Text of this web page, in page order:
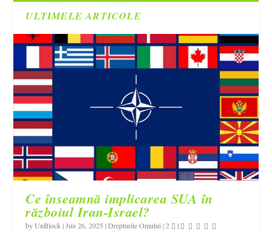
ULTIMELE ARTICOLE
Ce înseamnă implicarea SUA în
războiul Iran-Israel?
byUnBlock |Jun 26, 2025 |Drepturile Omului |2 |